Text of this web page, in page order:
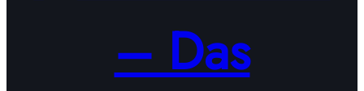
– Das